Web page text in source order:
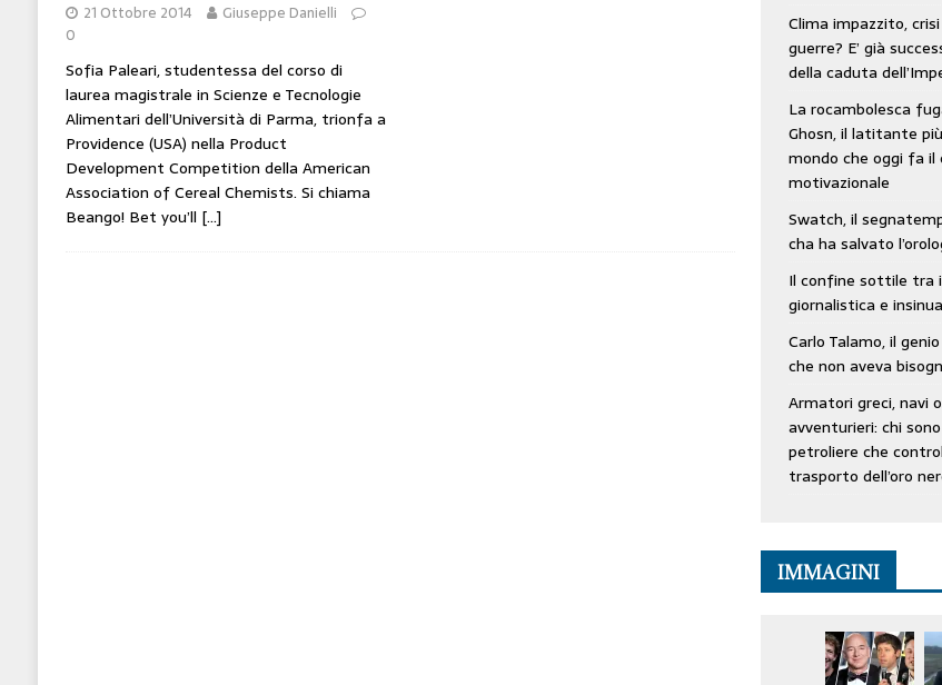
21 Ottobre 2014
Giuseppe Danielli
0
Sofia Paleari, studentessa del corso di
laurea magistrale in Scienze e Tecnologie
Alimentari dell’Università di Parma, trionfa a
Providence (USA) nella Product
Development Competition della American
Association of Cereal Chemists. Si chiama
Beango! Bet you’ll […]
Clima impazzito,
guerre? E’ già
della caduta
La rocambolesca
Ghosn, il latitante
mondo che oggi fa il
motivazionale
Swatch, il
cha ha salvato
Il confine sottile tra
giornalistica e
Carlo Talamo, il
che non aveva
Armatori greci, navi
avventurieri: chi
petroliere che
trasporto dell’oro
IMMAGINI